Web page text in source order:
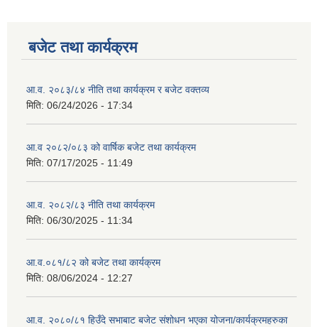
बजेट तथा कार्यक्रम
आ.व. २०८३/८४ नीति तथा कार्यक्रम र बजेट वक्तव्य
मिति: 06/24/2026 - 17:34
आ.व २०८२/०८३ को वार्षिक बजेट तथा कार्यक्रम
मिति: 07/17/2025 - 11:49
आ.व. २०८२/८३ नीति तथा कार्यक्रम
मिति: 06/30/2025 - 11:34
आ.व.०८१/८२ को बजेट तथा कार्यक्रम
मिति: 08/06/2024 - 12:27
आ.व. २०८०/८१ हिउँदे सभाबाट बजेट संशोधन भएका योजना/कार्यक्रमहरुका